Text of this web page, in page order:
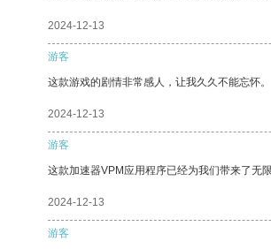
2024-12-13
游客
这款游戏的剧情非常感人，让我久久不能忘怀。
2024-12-13
游客
这款加速器VPM应用程序已经为我们带来了无
2024-12-13
游客